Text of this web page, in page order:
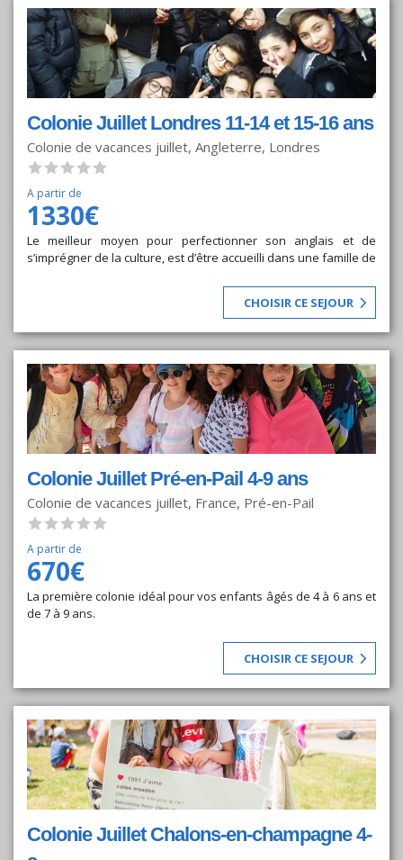
Colonie Juillet Londres 11-14 et 15-16 ans
Colonie de vacances juillet, Angleterre, Londres
A partir de
1330€
Le meilleur moyen pour perfectionner son anglais et de
s’imprégner de la culture, est d’être accueilli dans une famille de
Hendon. Les familles accueillent de 2 à 4 enfants, afin de
CHOISIR CE SEJOUR
Colonie Juillet Pré-en-Pail 4-9 ans
Colonie de vacances juillet, France, Pré-en-Pail
A partir de
670€
La première colonie idéal pour vos enfants âgés de 4 à 6 ans et
de 7 à 9 ans.
CHOISIR CE SEJOUR
Colonie Juillet Chalons-en-champagne 4-